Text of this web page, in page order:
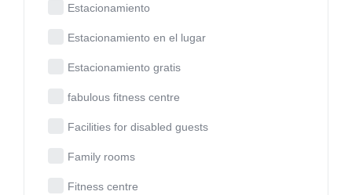
Estacionamiento
Estacionamiento en el lugar
Estacionamiento gratis
fabulous fitness centre
Facilities for disabled guests
Family rooms
Fitness centre